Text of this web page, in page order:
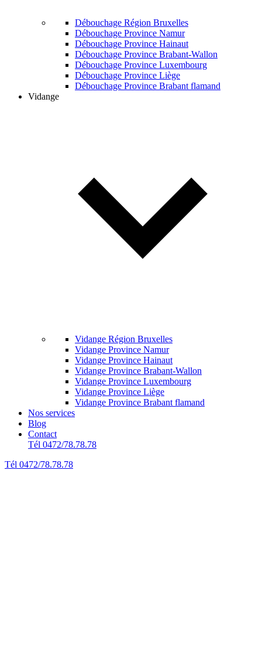
Débouchage Région Bruxelles
Débouchage Province Namur
Débouchage Province Hainaut
Débouchage Province Brabant-Wallon
Débouchage Province Luxembourg
Débouchage Province Liège
Débouchage Province Brabant flamand
Vidange
Vidange Région Bruxelles
Vidange Province Namur
Vidange Province Hainaut
Vidange Province Brabant-Wallon
Vidange Province Luxembourg
Vidange Province Liège
Vidange Province Brabant flamand
Nos services
Blog
Contact
Tél 0472/78.78.78
Tél 0472/78.78.78